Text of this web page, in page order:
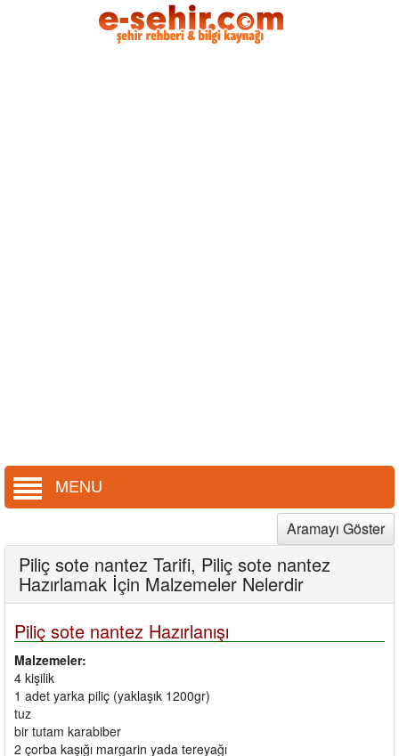
MENU
Aramayı Göster
Piliç sote nantez Tarifi, Piliç sote nantez
Hazırlamak İçin Malzemeler Nelerdir
Piliç sote nantez Hazırlanışı
Malzemeler:
4 kişilik
1 adet yarka piliç (yaklaşık 1200gr)
tuz
bir tutam karabiber
2 çorba kaşığı margarin yada tereyağı